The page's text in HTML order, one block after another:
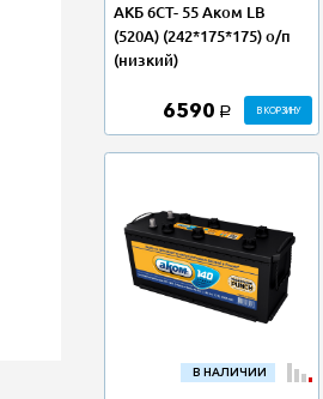
АКБ 6СТ- 55 Аком LB
(520А) (242*175*175) о/п
(низкий)
6590 a В КОРЗИНУ
В НАЛИЧИИ